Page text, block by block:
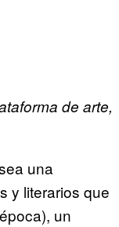
de arte,
una
y literarios que
un